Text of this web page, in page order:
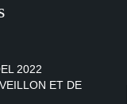
2022
ET DE